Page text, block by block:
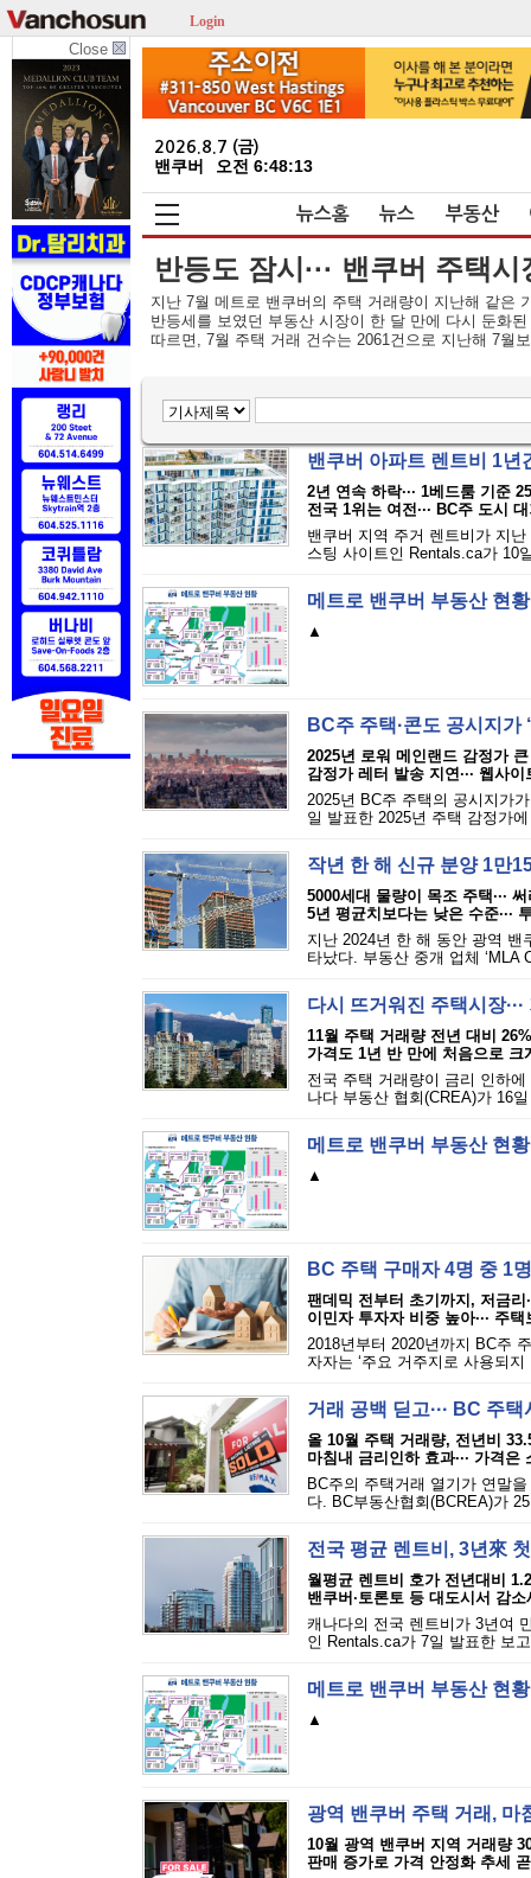
Login
Close
2026.8.7 (금)
밴쿠버 오전 6:48:13
뉴스홈 뉴스 부동산
반등도 잠시··· 밴쿠버 주택시
지난 7월 메트로 밴쿠버의 주택 거래량이 지난해 같은
반등세를 보였던 부동산 시장이 한 달 만에 다시 둔화
따르면, 7월 주택 거래 건수는 2061건으로 지난해 7월
밴쿠버 아파트 렌트비 1년
2년 연속 하락··· 1베드룸 기준
전국 1위는 여전··· BC주 도시
밴쿠버 지역 주거 렌트비가 지
스팅 사이트인 Rentals.ca가 10
메트로 밴쿠버 부동산 현
▲
BC주 주택·콘도 공시지가
2025년 로워 메인랜드 감정가
감정가 레터 발송 지연··· 웹사
2025년 BC주 주택의 공시지가
일 발표한 2025년 주택 감정가
작년 한 해 신규 분양 1만
5000세대 물량이 목조 주택···
5년 평균치보다는 낮은 수준···
지난 2024년 한 해 동안 광역
타났다. 부동산 중개 업체 ‘MLA
다시 뜨거워진 주택시장
11월 주택 거래량 전년 대비
가격도 1년 반 만에 처음으로 크
전국 주택 거래량이 금리 인하
나다 부동산 협회(CREA)가 16
메트로 밴쿠버 부동산 현
▲
BC 주택 구매자 4명 중 1
팬데믹 전부터 초기까지, 저금리
이민자 투자자 비중 높아··· 주
2018년부터 2020년까지 BC주
자자는 ‘주요 거주지로 사용되
거래 공백 딛고··· BC 주
올 10월 주택 거래량, 전년비
마침내 금리인하 효과··· 가격은
BC주의 주택거래 열기가 연말
다. BC부동산협회(BCREA)가
전국 평균 렌트비, 3년來
월평균 렌트비 호가 전년대비
밴쿠버·토론토 등 대도시서 감소
캐나다의 전국 렌트비가 3년여
인 Rentals.ca가 7일 발표한 보
메트로 밴쿠버 부동산 현
▲
광역 밴쿠버 주택 거래, 마
10월 광역 밴쿠버 지역 거래량
판매 증가로 가격 안정화 추세